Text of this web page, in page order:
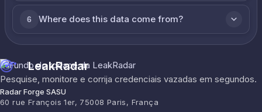
6 Where does this data come from?
LeakRadar
Pesquise, monitore e corrija credenciais vazadas em segundos.
Radar Forge SASU
60 rue François 1er, 75008 Paris, França